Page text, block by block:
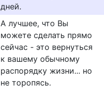
дней.
А лучшее, что Вы
можете сделать прямо
сейчас - это вернуться
к вашему обычному
распорядку жизни... но
не торопясь.